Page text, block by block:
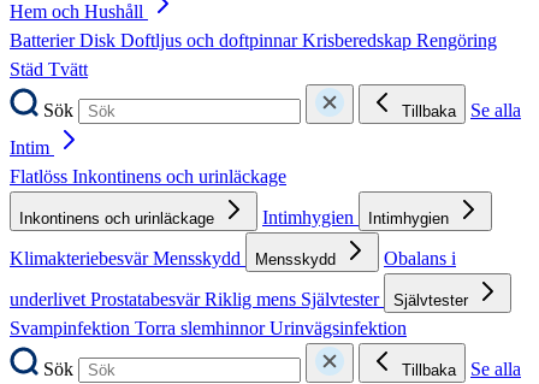
Hem och Hushåll
BatterierDisk Doftljus och doftpinnarKrisberedskap Rengöring
Städ Tvätt
Sök
Tillbaka
Se alla
Intim
Flatlöss Inkontinens och urinläckage
Inkontinens och urinläckage Intimhygien Intimhygien
KlimakteriebesvärMensskydd Mensskydd
Obalans i
underlivetProstatabesvärRiklig mens Självtester Självtester
Svampinfektion Torra slemhinnorUrinvägsinfektion
Sök
Tillbaka
Se alla